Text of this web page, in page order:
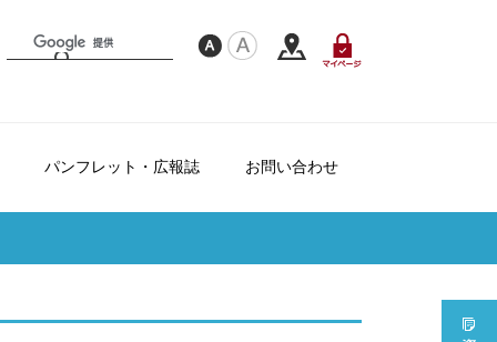
パンフレット・広報誌 お問い合わせ